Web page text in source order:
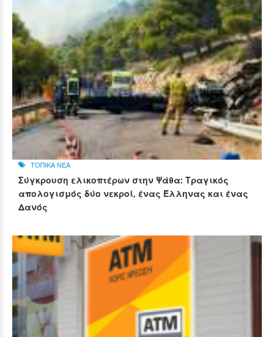
ΤΟΠΙΚΑ ΝΕΑ
Σύγκρουση ελικοπτέρων στην Ψάθα: Τραγικός
απολογισμός δύο νεκροί, ένας Έλληνας και ένας
Δανός